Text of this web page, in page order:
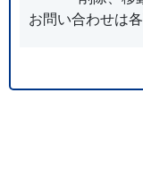
お問い合わせは